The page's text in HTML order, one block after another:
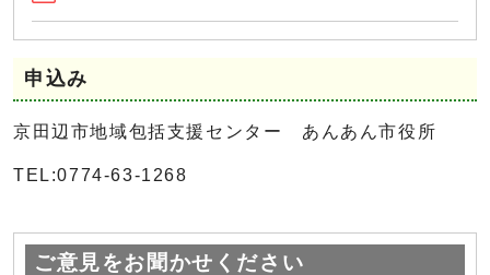
申込み
京田辺市地域包括支援センター あんあん市役所
TEL:0774-63-1268
ご意見をお聞かせください